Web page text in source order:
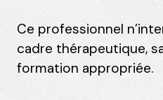
Ce professionnel
cadre thérapeutique,
formation appropriée.